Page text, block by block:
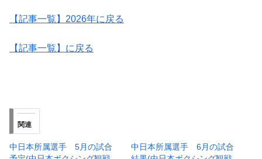
【記事一覧】2026年に戻る
【記事一覧】に戻る
関連
中日本所属選手 5月の試合
中日本所属選手 6月の試合